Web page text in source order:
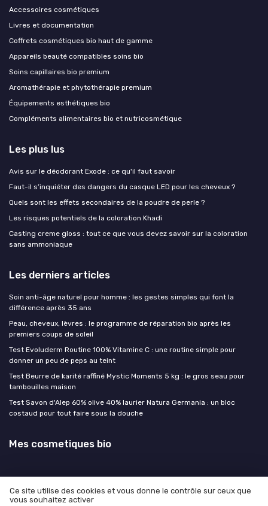
Accessoires cosmétiques
Livres et documentation
Coffrets cosmétiques bio haut de gamme
Appareils beauté compatibles soins bio
Soins capillaires bio premium
Aromathérapie et phytothérapie premium
Équipements esthétiques bio
Compléments alimentaires bio et nutricosmétique
Les plus lus
Avis sur le déodorant Exode : ce qu'il faut savoir
Faut-il s’inquiéter des dangers du casque LED pour les cheveux ?
Quels sont les effets secondaires de la poudre de perle ?
Les risques potentiels de la coloration Khadi
Casting creme gloss : tout ce que vous devez savoir sur la coloration
sans ammoniaque
Les derniers articles
Soin anti-âge naturel pour homme : les gestes simples qui font la
différence après 35 ans
Peau, cheveux, lèvres : le programme de réparation bio après les
premiers coups de soleil
Test Evoluderm Routine 100% Vitamine C : une routine simple pour
donner un peu de peps au teint
Test Beurre de karité raffiné Mystic Moments 5 kg : le gros seau pour
tambouilles maison
Test Savon d'Alep 60% olive 40% laurier Natura Germania : un bloc
costaud pour tout faire sous la douche
Mes cosmetiques bio
Mentions légales
Ce site utilise des cookies et vous donne le contrôle sur ceux que
vous souhaitez activer